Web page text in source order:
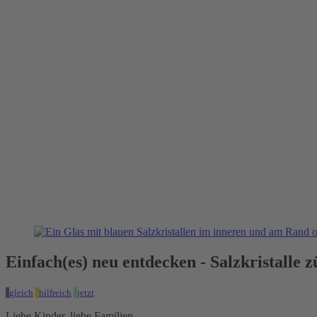
Einfach(es) neu entdecken - Salzkristalle
gleich hilfreich jetzt